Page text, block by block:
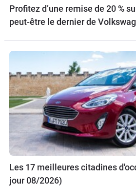
Profitez d’une remise de 20 %
peut-être le dernier de
Les 17 meilleures citadines
jour 08/2026)